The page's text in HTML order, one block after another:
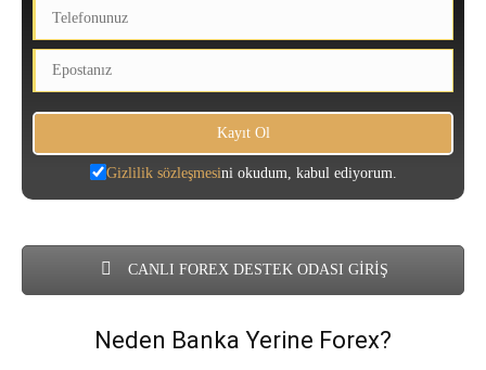
Gizlilik sözleşmesini okudum, kabul ediyorum.
CANLI FOREX DESTEK ODASI GİRİŞ
Neden Banka Yerine Forex?